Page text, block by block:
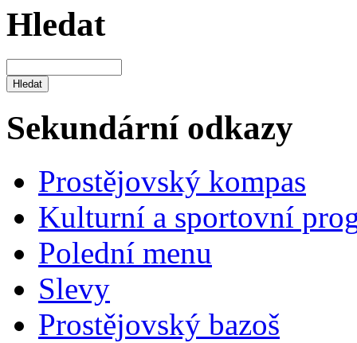
Hledat
Sekundární odkazy
Prostějovský kompas
Kulturní a sportovní
Polední menu
Slevy
Prostějovský bazoš